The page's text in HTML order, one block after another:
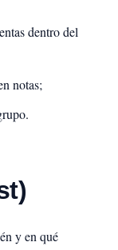
dentro del
notas;
y en qué